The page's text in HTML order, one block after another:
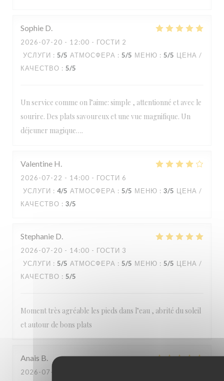
Sophie D
2026-07-20 - 12:00 - ГОСТИ 2
УСЛУГИ : 5/5 АТМОСФЕРА : 5/5 МЕНЮ : 5/5 ЦЕНА /
КАЧЕСТВО : 5/5
Un service comme on l’aime: simple , attentionné et avec le
sourire. Des plats savoureux et une vue magnifique. Un
déjeuner magique….
Valentine H
2026-07-22 - 14:00 - ГОСТИ 6
УСЛУГИ : 4/5 АТМОСФЕРА : 5/5 МЕНЮ : 3/5 ЦЕНА /
КАЧЕСТВО : 3/5
Stephanie D
2026-07-20 - 14:00 - ГОСТИ 3
УСЛУГИ : 5/5 АТМОСФЕРА : 5/5 МЕНЮ : 5/5 ЦЕНА /
КАЧЕСТВО : 5/5
Moment très agréable les pieds dans l’eau , abrité du soleil
et autour de bons plats
Anais B
2026-07-19